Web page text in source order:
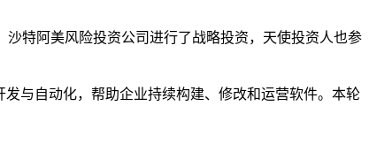
沙特阿美风险投资公司进行了战略投资，天使投资人也参
与自动化，帮助企业持续构建、修改和运营软件。本轮